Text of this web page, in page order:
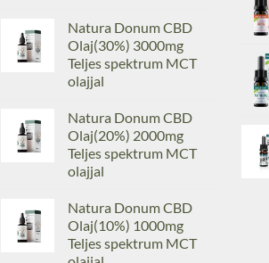
Natura Donum CBD
Olaj(30%) 3000mg
Teljes spektrum MCT
olajjal
Natura Donum CBD
Olaj(20%) 2000mg
Teljes spektrum MCT
olajjal
Natura Donum CBD
Olaj(10%) 1000mg
Teljes spektrum MCT